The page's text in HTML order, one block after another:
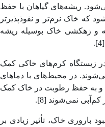
ریشه‌های گیاهان با حفظ
که خاک نرم‌تر و نفوذپذیرتر
و زهکشی خاک بوسیله ریشه
زیستگاه کرم‌های خاکی کمک
در محیط‌های با دماهای
و به حفظ رطوبت در خاک کمک
کم‌آبی نمی‌شوند [8
].
باروری خاک، تأثیر زیادی بر